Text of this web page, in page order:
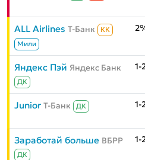
ALL Airlines Т-Банк
КК
Мили
Яндекс Пэй Яндекс Банк
ДК
1-
Junior Т-Банк ДК 1-
Заработай больше ВБРР
ДК
1-